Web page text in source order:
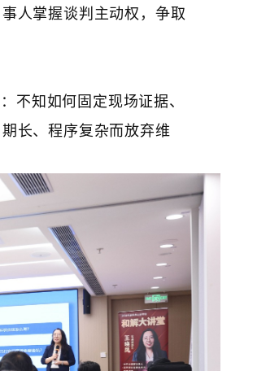
人掌握谈判主动权，争取
不知如何固定现场证据、
长、程序复杂而放弃维